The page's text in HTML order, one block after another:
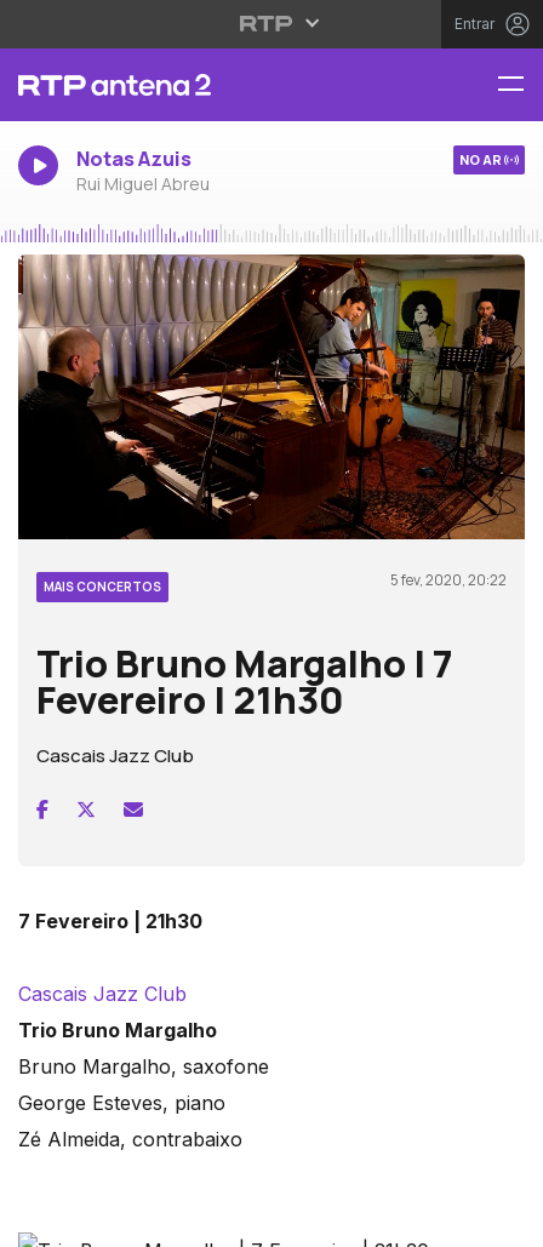
Entrar
Notas Azuis
Rui Miguel Abreu
NO AR
MAIS CONCERTOS 5 fev, 2020, 20:22
Trio Bruno Margalho | 7
Fevereiro | 21h30
Cascais Jazz Club
7 Fevereiro | 21h30
Cascais Jazz Club
Trio Bruno Margalho
Bruno Margalho, saxofone
George Esteves, piano
Zé Almeida, contrabaixo